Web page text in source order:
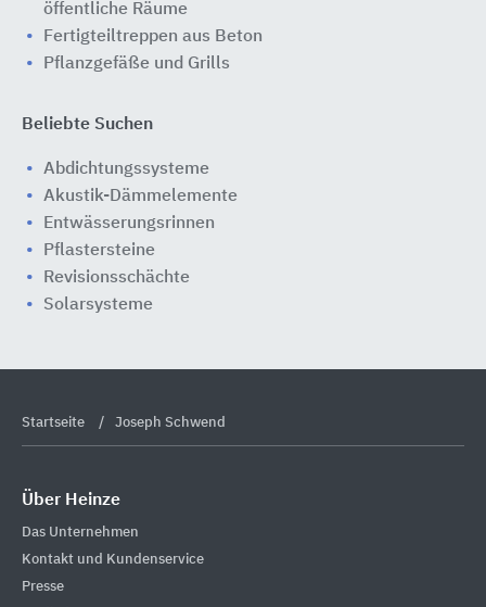
öffentliche Räume
Fertigteiltreppen aus Beton
Pflanzgefäße und Grills
Beliebte Suchen
Abdichtungssysteme
Akustik-Dämmelemente
Entwässerungsrinnen
Pflastersteine
Revisionsschächte
Solarsysteme
Startseite Joseph Schwend
Über Heinze
Das Unternehmen
Kontakt und Kundenservice
Presse